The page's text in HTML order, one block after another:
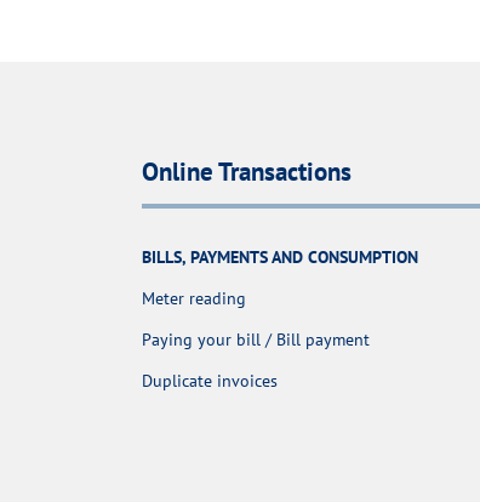
Online Transactions
BILLS, PAYMENTS AND CONSUMPTION
Meter reading
Paying your bill / Bill payment
Duplicate invoices